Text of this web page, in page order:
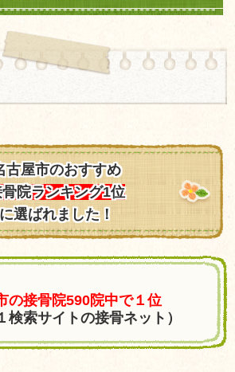
古屋市のおすすめ
院ランキング1位
に選ばれました！
の接骨院590院中で１位
検索サイトの接骨ネット）